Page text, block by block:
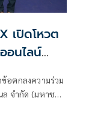
เปิดโหวต
อนไลน์
อตกลงความร่วม
จำกัด (มหาชน)